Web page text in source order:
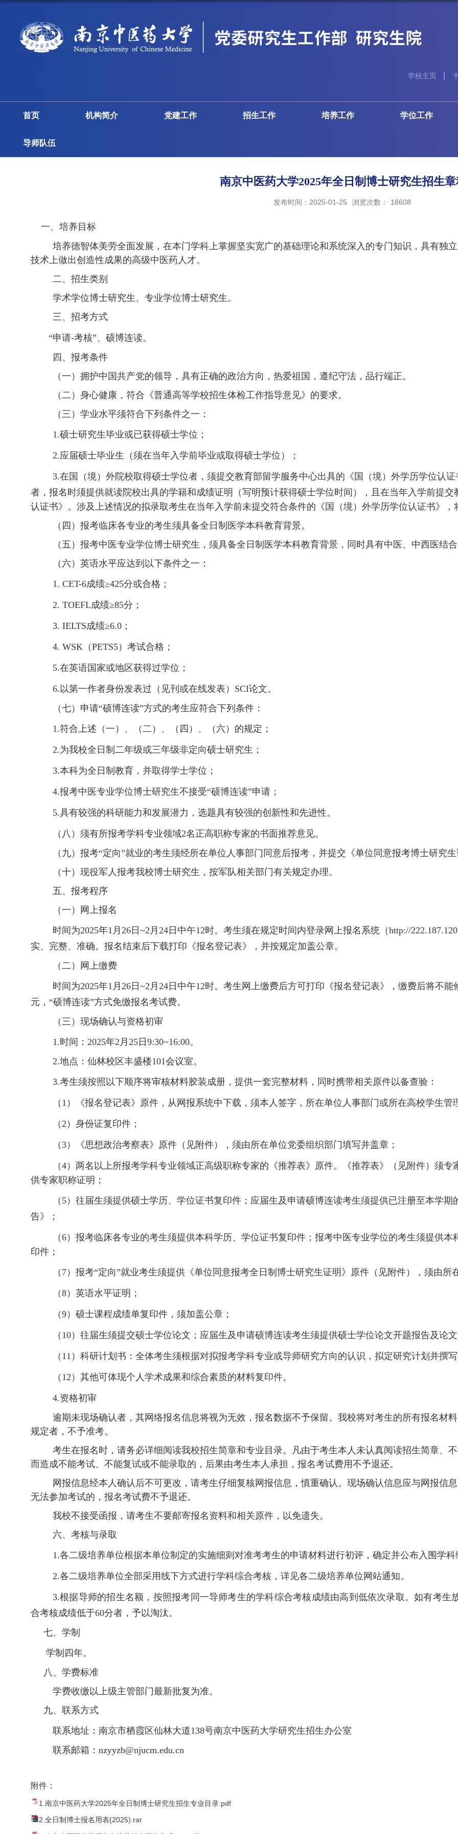
学校主页
首页 机构简介 党建工作 招生工作 培养工作 学位工作
导师队伍
南京中医药大学2025年全日制博士研究生招生
发布时间：2025-01-25 浏览次数： 18608
一、 培养目标
培养德智体美劳全面发展， 在本门学科上掌握坚实宽广的基础理论和系统深入的专门知识，具有独
技术上做出创造性成果的高级中医药人才。
二、 招生类别
学术学位博士研究生、专业学位博士研究生。
三、 招考方式
“申请-考核”、硕博连读。
四、 报考条件
（一）拥护中国共产党的领导，具有正确的政治方向，热爱祖国，遵纪守法，品行端正。
（二）身心健康，符合《普通高等学校招生体检工作指导意见》的要求。
（三） 学业水平须符合下列条件之一：
1.硕士研究生毕业或已获得硕士学位；
2.应届硕士毕业生（须在当年入学前毕业或取得硕士学位）；
3.在国（境）外院校取得硕士学位者，须提交教育部留学服务中心出具的《国（境）外学历学位认
者，报名时须提供就读院校出具的学籍和成绩证明（写明预计获得硕士学位时间），且在当年入学前提交
认证书》。涉及上述情况的拟录取考生在当年入学前未提交符合条件的《国（境）外学历学位认证书》，
（四）报考临床各专业的考生须具备全日制医学本科教育背景。
（五）报考中医专业学位博士研究生，须具备全日制医学本科教育背景 ，同时具有中医、中西医结
（六）英语水平应达到以下条件之一：
1. CET-6成绩≥425分或合格；
2. TOEFL成绩≥85分；
3. IELTS成绩≥6.0 ；
4. WSK （PETS5）考试合格；
5.在英语国家或地区获得过学位；
6. 以第一作者身份发表过 （见刊或在线发表） SCI论文。
（七）申请“硕博连读”方式的考生应符合下列条件：
1.符合上述（一）、（二）、（四）、（六）的规定；
2.为我校全日制二年级或三年级非定向硕士研究生；
3.本科为全日制教育，并取得学士学位；
4.报考中医专业学位博士研究生不接受“硕博连读”申请；
5.具有较强的科研能力和发展潜力，选题具有较强的创新性和先进性。
（ 八 ）须有所报考学科专业领域2名正高职称专家的书面推荐意见。
（ 九）报考“定向”就业的考生须经所在单位人事部门同意后报考，并提交《单位同意报考博士研究
（十）现役军人报考我校博士研究生，按军队相关部门有关规定办理。
五、 报考程序
（一）网上报名
时间为2025年1 月 26 日~2 月 24 日 中午12时。考生须在规定时间内登录网上报名系统（http://
实、完整、准确。报名结束后下载打印《报名登记表》，并按规定加盖公章。
（二）网上缴费
时间为2025年1 月 26 日~2 月 24 日 中午12时。考生网上缴费后方可打印《报名登记表》，缴费后将不能
元， “硕博连读”方式免缴报名考试费。
（三）现场确认与资格初审
1.时间：2025年2 月 25 日9:30~16:00。
2.地点：仙林校区丰盛楼101会议室。
3.考生须按照以下顺序将审核材料胶装成册， 提供一套完整材料 ，同时携带相关原件以备查验：
（1 ）《报名登记表》原件 ， 从网报系统中下载， 须本人签字，所在单位人事部门或所在高校学生管
（2 ）身份证复印件 ；
（3）《思想政治考察表》 原件（见附件） ，须由所在单位党委组织部门填写并盖章 ；
（4）两名以上所报考学科专业领域正高级职称专家的《推荐表》原件。《推荐表》（ 见附件）须专
供专家职称证明 ；
（5）往届生须提供硕士学历、学位证书复印件；应届生及申请硕博连读考生须提供已注册至本学
告》
；
（6）报考临床各专业的考生须提供本科学历、学位证书复印件；报考中医专业学位的考生须提供本
印件 ；
（7）报考“定向”就业考生须提供《单位同意报考全日制 博士研究生证明》 原件（见附件） ，须由所
（8）英语水平证明 ；
（9）硕士课程成绩单复印件 ， 须加盖公章 ；
（10）往届生须提交硕士学位论文；应届生及申请硕博连读考生须提供硕士学位论文开题报告及论
（11 ）科研计划书：全体考生须根据对拟报考学科专业或导师研究方向的认识，拟定研究计划并撰
（12 ）其他可体现个人学术成果和综合素质的材料复印件。
4.资格初审
逾期未现场确认者，其网络报名信息将视为无效，报名数据不予保留。我校将对考生的所有报名材
规定者，不予准考。
考生在报名时，请务必详细阅读我校招生简章和专业目录。凡由于考生本人未认真阅读招生简章、
而造成不能考试、不能复试或不能录取的，后果由考生本人承担，报名考试费用不予退还。
网报信息经本人确认后不可更改， 请考生仔细复核网报信息，慎重确认。 现场确认信息应与网报信
无法参加考试的，报名考试费不予退还。
我校不接受函报，请考生不要邮寄报名资料和相关原件，以免遗失。
六、 考核与录取
1.各二级培养单位根据本单位制定的实施细则对准考考生的申请材料进行初评，确定并公布入围学
2.各二级培养单位全部采用线下方式进行学科综合考核，详见各二级培养单位网站通知。
3.根据导师的招生名额，按照报考同一导师考生的学科综合考核成绩由高到低依次录取。如有考生
合考核成绩低于60分者，予以淘汰。
七、学制
学制四年。
八、 学费标准
学费收缴以上级主管部门最新批复为准。
九、联系方式
联系地址 ： 南京市栖霞区仙林大道138号南京中医药大学研究生招生办公室
联系邮箱：nzyyzb@njucm.edu.cn
附件：
1.南京中医药大学2025年全日制博士研究生招生专业目录.pdf
2.全日制博士报名用表(2025).rar